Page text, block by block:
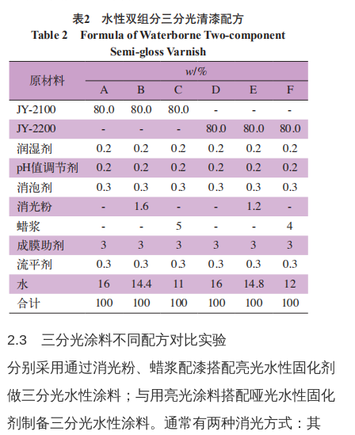
2.3 三分光涂料不同配方对比实验
分别采用通过消光粉、蜡浆配漆搭配亮光水性固化剂
做三分光水性涂料；与用亮光涂料搭配哑光水性固化
剂制备三分光水性涂料。通常有两种消光方式：其